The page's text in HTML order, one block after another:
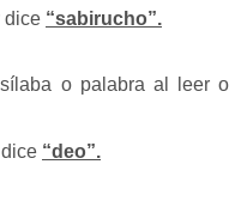
dice “sabirucho”.
o palabra al leer o
“deo”.